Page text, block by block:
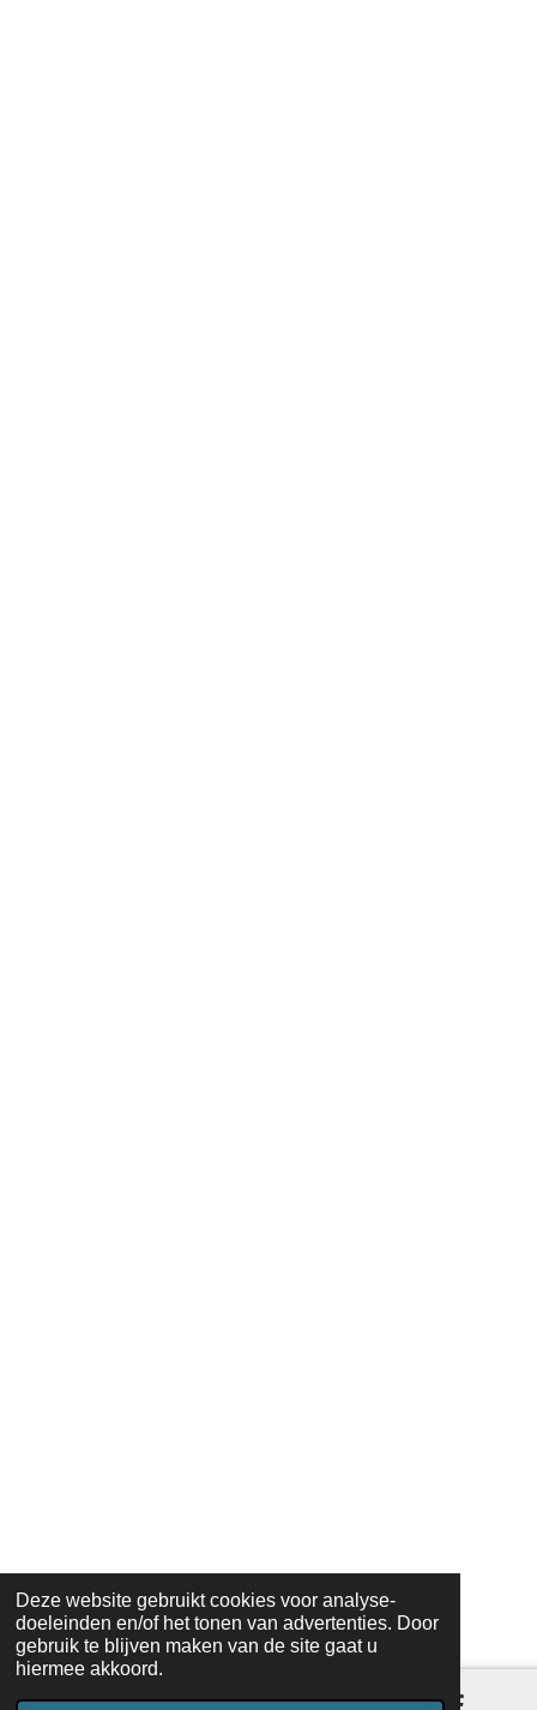
Deze website gebruikt cookies voor analyse-
doeleinden en/of het tonen van advertenties. Door
gebruik te blijven maken van de site gaat u
hiermee akkoord.